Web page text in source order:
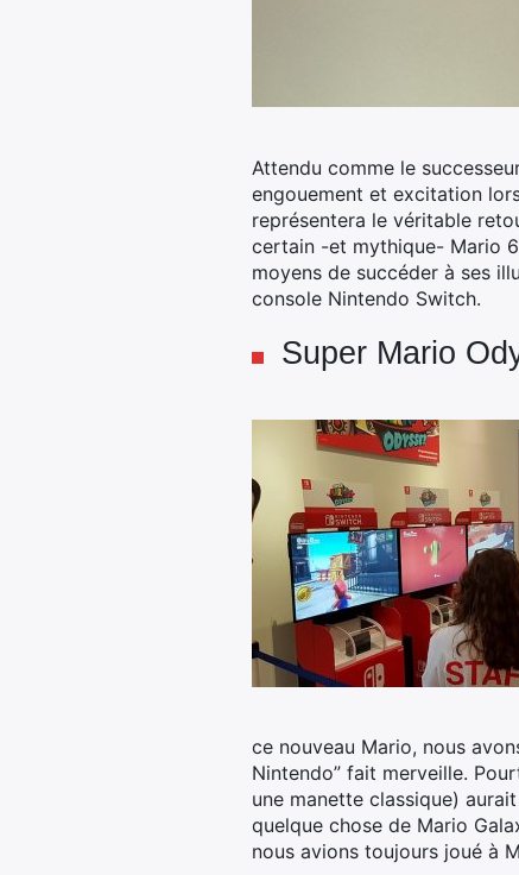
Attendu comme le
engouement et excitation
représentera le véritable
certain -et mythique- Mario
moyens de succéder à ses
console Nintendo Switch.
Super Mario
ce nouveau Mario, nous
Nintendo” fait merveille.
une manette classique)
quelque chose de Mario
nous avions toujours joué à